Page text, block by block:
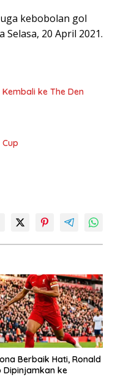
kebobolan gol
20 April 2021.
ke The Den
Berbaik Hati, Ronald
Dipinjamkan ke